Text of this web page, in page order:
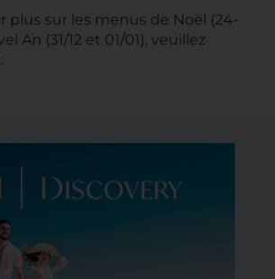
plus sur les menus de Noël (24-
An (31/12 et 01/01), veuillez